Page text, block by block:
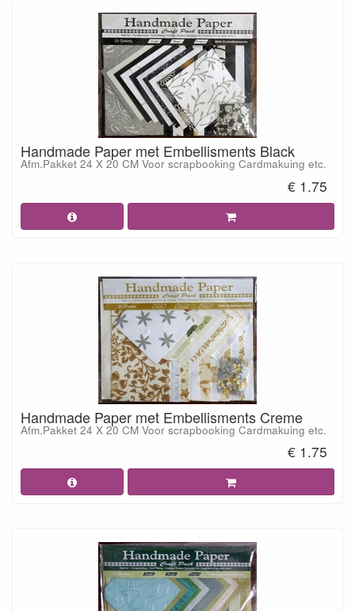
Handmade Paper met Embellisments Black
Afm.Pakket 24 X 20 CM Voor scrapbooking Cardmakuing etc.
€ 1.75
Handmade Paper met Embellisments Creme
Afm.Pakket 24 X 20 CM Voor scrapbooking Cardmakuing etc.
€ 1.75